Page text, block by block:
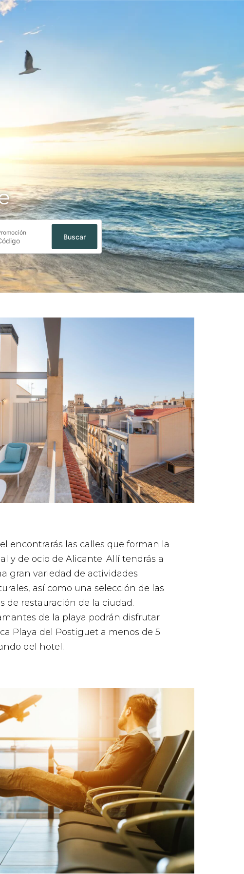
Buscar
encontrarás las calles que forman la
y de ocio de Alicante. Allí tendrás a
gran variedad de actividades
así como una selección de las
de restauración de la ciudad.
de la playa podrán disfrutar
Playa del Postiguet a menos de 5
del hotel.